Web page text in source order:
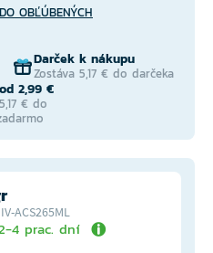
OBĽÚBENÝCH
Darček k nákupu
Zostáva 5,17 € do darčeka
2,99 €
€ do
ACS265ML
4 prac. dní